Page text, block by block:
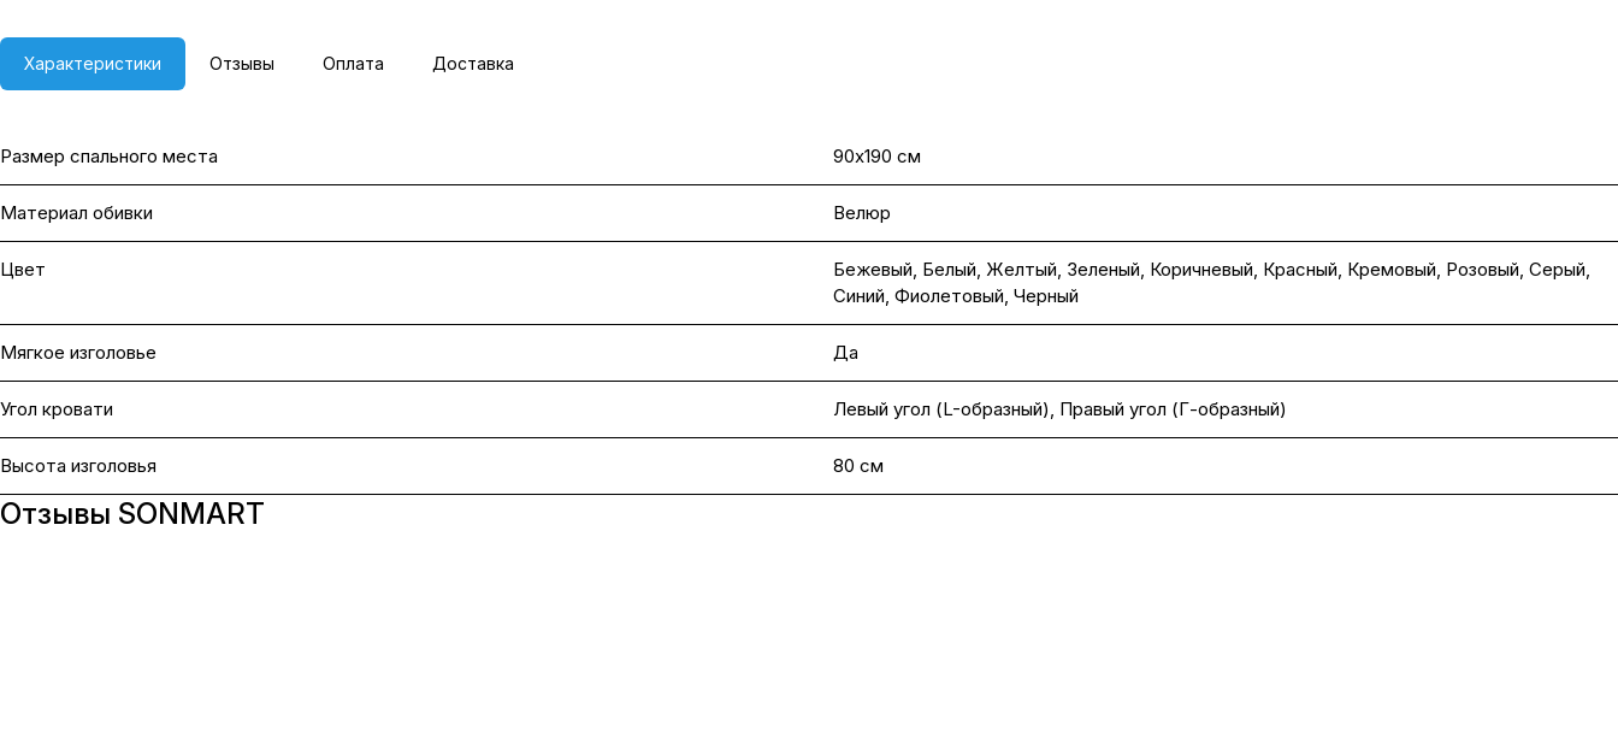
Характеристики Отзывы Оплата Доставка
Размер спального места 90х190 см
Материал обивки Велюр
Цвет Бежевый, Белый, Желтый, Зеленый, Коричневый, Красный, Кремовый, Розовый, Серый,
Синий, Фиолетовый, Черный
Мягкое изголовье Да
Угол кровати Левый угол (L-образный), Правый угол (Г-образный)
Высота изголовья 80 см
Отзывы SONMART